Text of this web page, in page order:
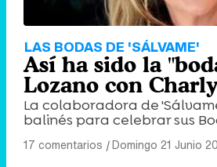
LAS BODAS DE 'SÁLVAME'
Así ha sido la
Lozano con
La colaboradora de
balinés para celebrar sus
17 comentarios |Domingo 21 Junio